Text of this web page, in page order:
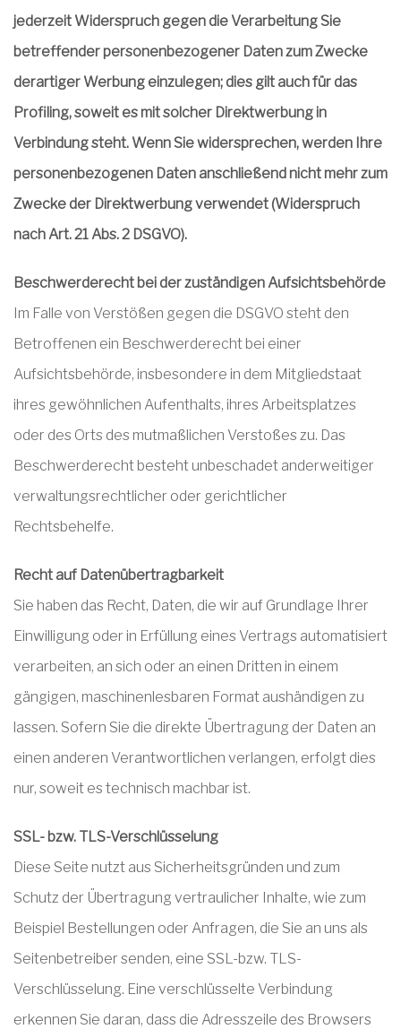
jederzeit Widerspruch gegen die Verarbeitung Sie
betreffender personenbezogener Daten zum Zwecke
derartiger Werbung einzulegen; dies gilt auch für das
Profiling, soweit es mit solcher Direktwerbung in
Verbindung steht. Wenn Sie widersprechen, werden Ihre
personenbezogenen Daten anschließend nicht mehr zum
Zwecke der Direktwerbung verwendet (Widerspruch
nach Art. 21 Abs. 2 DSGVO).
Beschwerderecht bei der zuständigen Aufsichtsbehörde
Im Falle von Verstößen gegen die DSGVO steht den
Betroffenen ein Beschwerderecht bei einer
Aufsichtsbehörde, insbesondere in dem Mitgliedstaat
ihres gewöhnlichen Aufenthalts, ihres Arbeitsplatzes
oder des Orts des mutmaßlichen Verstoßes zu. Das
Beschwerderecht besteht unbeschadet anderweitiger
verwaltungsrechtlicher oder gerichtlicher
Rechtsbehelfe.
Recht auf Datenübertragbarkeit
Sie haben das Recht, Daten, die wir auf Grundlage Ihrer
Einwilligung oder in Erfüllung eines Vertrags automatisiert
verarbeiten, an sich oder an einen Dritten in einem
gängigen, maschinenlesbaren Format aushändigen zu
lassen. Sofern Sie die direkte Übertragung der Daten an
einen anderen Verantwortlichen verlangen, erfolgt dies
nur, soweit es technisch machbar ist.
SSL- bzw. TLS-Verschlüsselung
Diese Seite nutzt aus Sicherheitsgründen und zum
Schutz der Übertragung vertraulicher Inhalte, wie zum
Beispiel Bestellungen oder Anfragen, die Sie an uns als
Seitenbetreiber senden, eine SSL-bzw. TLS-
Verschlüsselung. Eine verschlüsselte Verbindung
erkennen Sie daran, dass die Adresszeile des Browsers